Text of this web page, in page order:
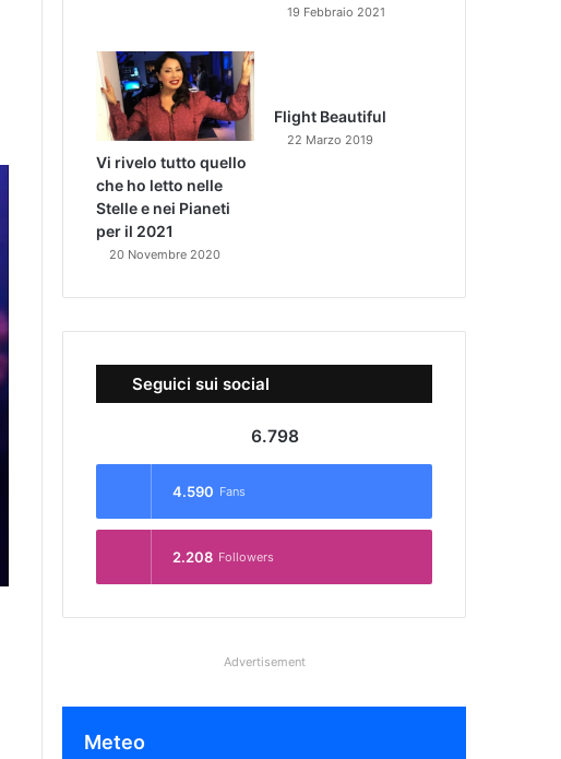
19 Febbraio 2021
Vi rivelo tutto quello
che ho letto nelle
Stelle e nei Pianeti
per il 2021
20 Novembre 2020
Flight Beautiful
22 Marzo 2019
Seguici sui social
6.798
4.590 Fans
2.208 Followers
Advertisement
Meteo